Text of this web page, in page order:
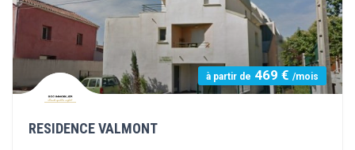
400 €/mois
LES HAUTS DE SAINT-PRIEST
STUDIO T1 T2